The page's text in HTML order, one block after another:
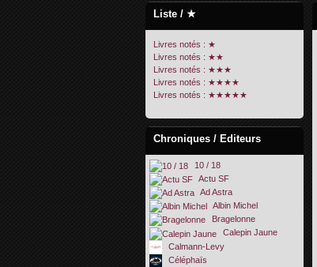
Liste / ★
Livres notés : ★
Livres notés : ★★
Livres notés : ★★★
Livres notés : ★★★★
Livres notés : ★★★★★
Chroniques / Editeurs
10 / 18
Actu SF
Ad Astra
Albin Michel
Bragelonne
Calepin Jaune
Calmann-Levy
Céléphaïs